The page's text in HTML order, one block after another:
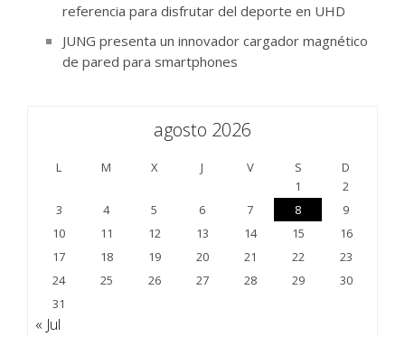
referencia para disfrutar del deporte en UHD
JUNG presenta un innovador cargador magnético
de pared para smartphones
agosto 2026
L M X J V S
D
1
2
3
4 5 6 7 8
9
10
11 12 13 14 15
16
17
18 19 20 21 22
23
24
25 26 27 28 29
30
31
« Jul